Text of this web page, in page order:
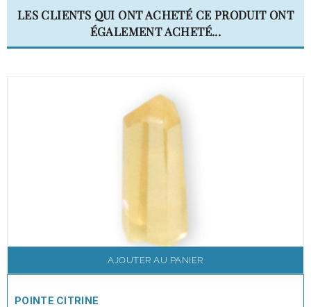
LES CLIENTS QUI ONT ACHETÉ CE PRODUIT ONT
ÉGALEMENT ACHETÉ...
AJOUTER AU PANIER
POINTE CITRINE